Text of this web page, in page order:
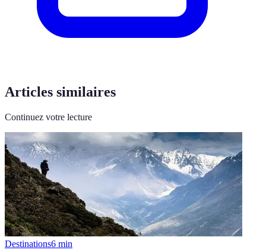
Articles similaires
Continuez votre lecture
Destinations6 min